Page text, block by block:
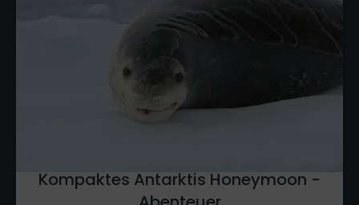
Kompaktes Antarktis Honeymoon -